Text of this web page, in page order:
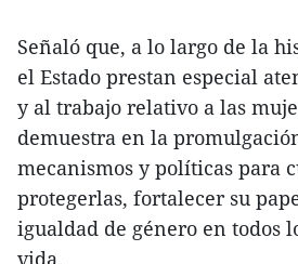
Señaló que, a lo largo de la
el Estado prestan especial
y al trabajo relativo a las
demuestra en la
mecanismos y políticas para
protegerlas, fortalecer su
igualdad de género en todos
vida.